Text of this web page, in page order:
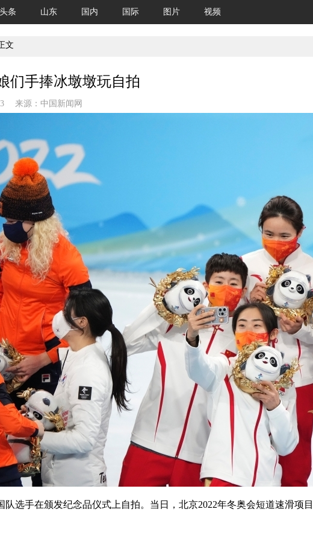
头条 山东 国内 国际 图片 视频
文
们手捧冰墩墩玩自拍
来源： 中国新闻网
选手在颁发纪念品仪式上自拍。当日，北京2022年冬奥会短道速滑项